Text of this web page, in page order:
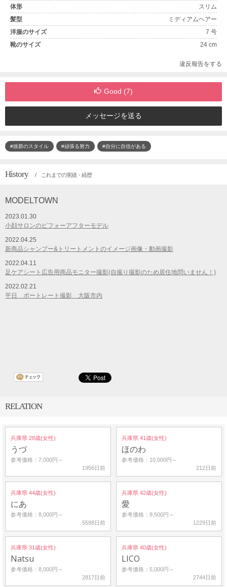
体形
スリム
髪型
ミディアムヘアー
洋服のサイズ
7 号
靴のサイズ
24 cm
違反報告をする
Good (7)
メッセージを送る
#抜群のスタイル #頑張る努力 #自分に自信がある
History / これまでの実績・経歴
MODELTOWN
2023.01.30
小顔サロンのビフォーアフターモデル
2022.04.25
新商品シャンプー&トリートメントのイメージ画像・動画撮影
2022.04.11
足ケアシート広告用商品モニター撮影(自撮り撮影のため居住地問いません！)
2022.02.21
平日 ポートレート撮影 大阪市内
RELATION
兵庫県 28歳(女性)
うづ
参考価格：7,000円～
1956日前
兵庫県 41歳(女性)
ほのわ
参考価格：10,000円～
212日前
兵庫県 44歳(女性)
にあ
参考価格：8,000円～
5598日前
兵庫県 42歳(女性)
愛
参考価格：8,500円～
1229日前
兵庫県 31歳(女性)
Natsu
参考価格：8,000円～
2817日前
兵庫県 40歳(女性)
LICO
参考価格：5,000円～
2744日前